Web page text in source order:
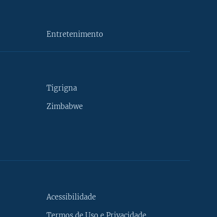
Entretenimento
Tigrigna
Zimbabwe
Acessibilidade